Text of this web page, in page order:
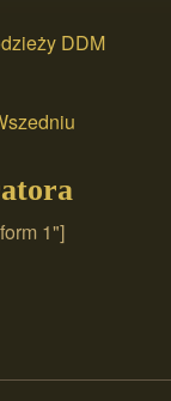
DDM
1"]